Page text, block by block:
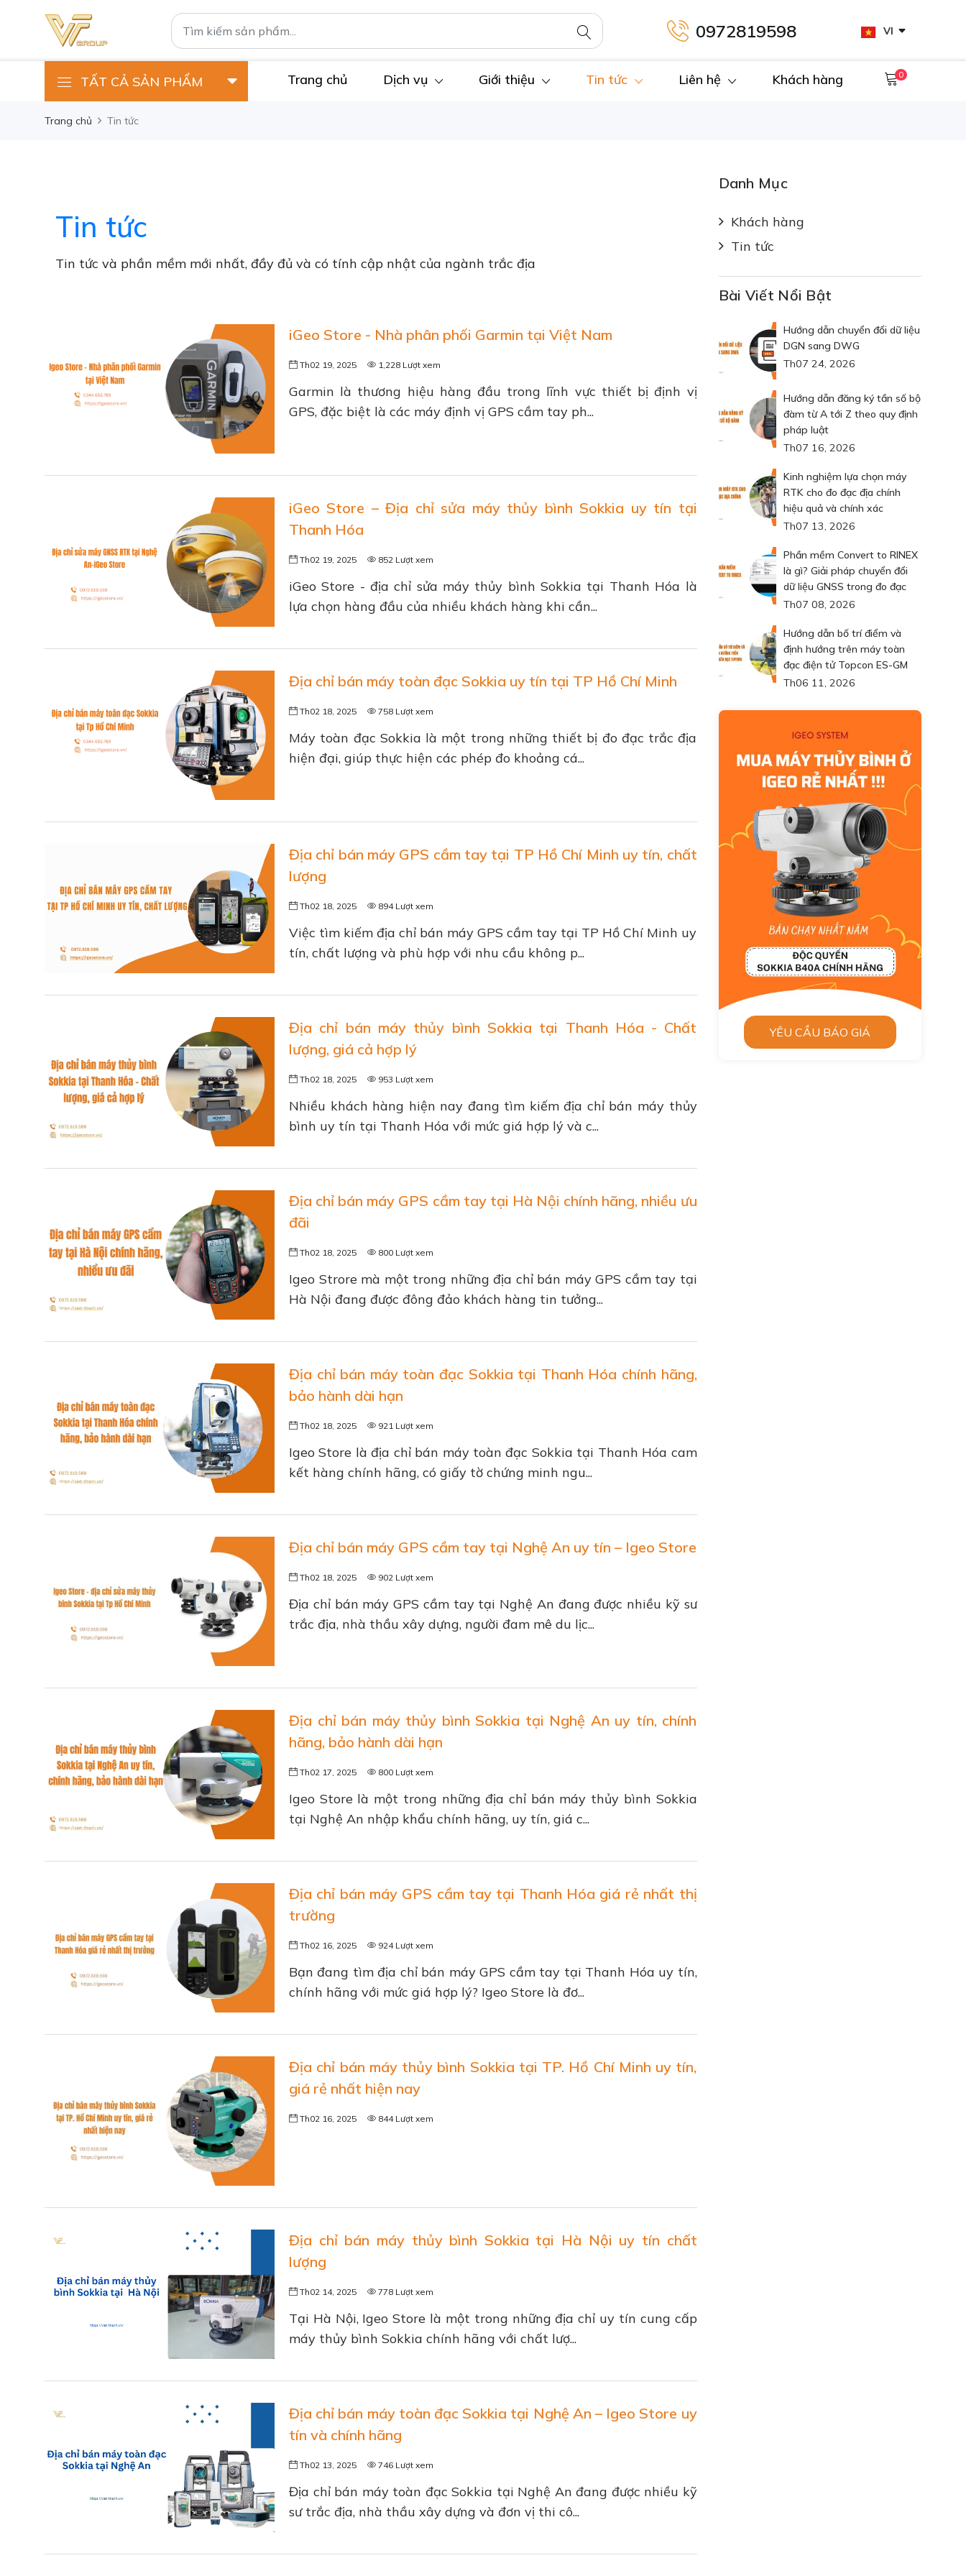
0972819598 VI
TẤT CẢ SẢN PHẨM Trang chủ Dịch vụ Giới thiệu Tin tức Liên hệ Khách hàng 0
Trang chủ Tin tức
Tin tức
Tin tức và phần mềm mới nhất, đầy đủ và có tính cập nhật của ngành trắc địa
iGeo Store - Nhà phân phối Garmin tại Việt Nam
Th02 19, 2025 1,228 Lượt xem
Garmin là thương hiệu hàng đầu trong lĩnh vực thiết bị định vị
GPS, đặc biệt là các máy định vị GPS cầm tay ph...
iGeo Store – Địa chỉ sửa máy thủy bình Sokkia uy tín tại
Thanh Hóa
Th02 19, 2025 852 Lượt xem
iGeo Store - địa chỉ sửa máy thủy bình Sokkia tại Thanh Hóa là
lựa chọn hàng đầu của nhiều khách hàng khi cần...
Địa chỉ bán máy toàn đạc Sokkia uy tín tại TP Hồ Chí Minh
Th02 18, 2025 758 Lượt xem
Máy toàn đạc Sokkia là một trong những thiết bị đo đạc trắc địa
hiện đại, giúp thực hiện các phép đo khoảng cá...
Địa chỉ bán máy GPS cầm tay tại TP Hồ Chí Minh uy tín, chất
lượng
Th02 18, 2025 894 Lượt xem
Việc tìm kiếm địa chỉ bán máy GPS cầm tay tại TP Hồ Chí Minh uy
tín, chất lượng và phù hợp với nhu cầu không p...
Địa chỉ bán máy thủy bình Sokkia tại Thanh Hóa - Chất
lượng, giá cả hợp lý
Th02 18, 2025 953 Lượt xem
Nhiều khách hàng hiện nay đang tìm kiếm địa chỉ bán máy thủy
bình uy tín tại Thanh Hóa với mức giá hợp lý và c...
Địa chỉ bán máy GPS cầm tay tại Hà Nội chính hãng, nhiều ưu
đãi
Th02 18, 2025 800 Lượt xem
Igeo Strore mà một trong những địa chỉ bán máy GPS cầm tay tại
Hà Nội đang được đông đảo khách hàng tin tưởng...
Địa chỉ bán máy toàn đạc Sokkia tại Thanh Hóa chính hãng,
bảo hành dài hạn
Th02 18, 2025 921 Lượt xem
Igeo Store là địa chỉ bán máy toàn đạc Sokkia tại Thanh Hóa cam
kết hàng chính hãng, có giấy tờ chứng minh ngu...
Địa chỉ bán máy GPS cầm tay tại Nghệ An uy tín – Igeo Store
Th02 18, 2025 902 Lượt xem
Địa chỉ bán máy GPS cầm tay tại Nghệ An đang được nhiều kỹ sư
trắc địa, nhà thầu xây dựng, người đam mê du lịc...
Địa chỉ bán máy thủy bình Sokkia tại Nghệ An uy tín, chính
hãng, bảo hành dài hạn
Th02 17, 2025 800 Lượt xem
Igeo Store là một trong những địa chỉ bán máy thủy bình Sokkia
tại Nghệ An nhập khẩu chính hãng, uy tín, giá c...
Địa chỉ bán máy GPS cầm tay tại Thanh Hóa giá rẻ nhất thị
trường
Th02 16, 2025 924 Lượt xem
Bạn đang tìm địa chỉ bán máy GPS cầm tay tại Thanh Hóa uy tín,
chính hãng với mức giá hợp lý? Igeo Store là đơ...
Địa chỉ bán máy thủy bình Sokkia tại TP. Hồ Chí Minh uy tín,
giá rẻ nhất hiện nay
Th02 16, 2025 844 Lượt xem
Địa chỉ bán máy thủy bình Sokkia tại Hà Nội uy tín chất
lượng
Th02 14, 2025 778 Lượt xem
Tại Hà Nội, Igeo Store là một trong những địa chỉ uy tín cung cấp
máy thủy bình Sokkia chính hãng với chất lượ...
Địa chỉ bán máy toàn đạc Sokkia tại Nghệ An – Igeo Store uy
tín và chính hãng
Th02 13, 2025 746 Lượt xem
Địa chỉ bán máy toàn đạc Sokkia tại Nghệ An đang được nhiều kỹ
sư trắc địa, nhà thầu xây dựng và đơn vị thi cô...
Danh Mục
Khách hàng
Tin tức
Bài Viết Nổi Bật
Hướng dẫn chuyển đổi dữ liệu
DGN sang DWG
Th07 24, 2026
Hướng dẫn đăng ký tần số bộ
đàm từ A tới Z theo quy định
pháp luật
Th07 16, 2026
Kinh nghiệm lựa chọn máy
RTK cho đo đạc địa chính
hiệu quả và chính xác
Th07 13, 2026
Phần mềm Convert to RINEX
là gì? Giải pháp chuyển đổi
dữ liệu GNSS trong đo đạc
Th07 08, 2026
Hướng dẫn bố trí điểm và
định hướng trên máy toàn
đạc điện tử Topcon ES-GM
Th06 11, 2026
YÊU CẦU BÁO GIÁ